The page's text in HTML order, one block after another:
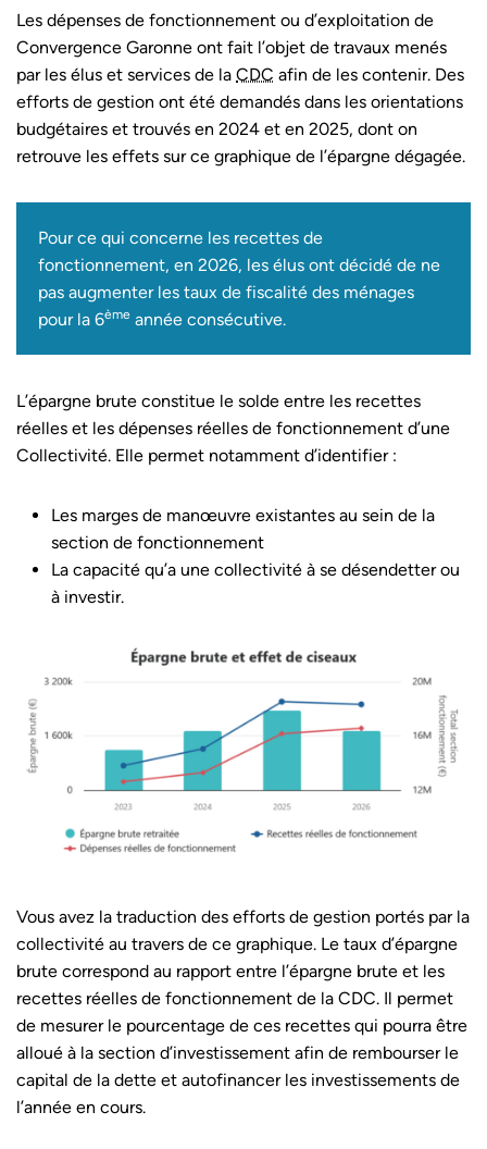
Les dépenses de fonctionnement ou d’exploitation de
Convergence Garonne ont fait l’objet de travaux menés
par les élus et services de la CDC afin de les contenir. Des
efforts de gestion ont été demandés dans les orientations
budgétaires et trouvés en 2024 et en 2025, dont on
retrouve les effets sur ce graphique de l’épargne dégagée.
Pour ce qui concerne les recettes de
fonctionnement, en 2026, les élus ont décidé de ne
pas augmenter les taux de fiscalité des ménages
pour la 6ème année consécutive.
L’épargne brute constitue le solde entre les recettes
réelles et les dépenses réelles de fonctionnement d’une
Collectivité. Elle permet notamment d’identifier :
Les marges de manœuvre existantes au sein de la
section de fonctionnement
La capacité qu’a une collectivité à se désendetter ou
à investir.
Vous avez la traduction des efforts de gestion portés par la
collectivité au travers de ce graphique. Le taux d’épargne
brute correspond au rapport entre l’épargne brute et les
recettes réelles de fonctionnement de la CDC. Il permet
de mesurer le pourcentage de ces recettes qui pourra être
alloué à la section d’investissement afin de rembourser le
capital de la dette et autofinancer les investissements de
l’année en cours.